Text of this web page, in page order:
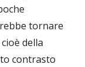
tornare
della
contrasto